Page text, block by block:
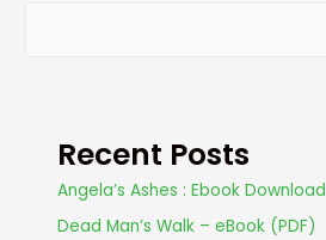
Recent Posts
Angela’s Ashes : Ebook Download
Dead Man’s Walk – eBook (PDF)